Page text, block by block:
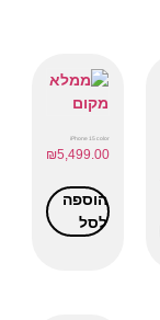
iPhone 15 color
₪5,499.00
הוספה
לסל